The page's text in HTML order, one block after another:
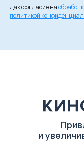
Даю согласие на
политикой
и